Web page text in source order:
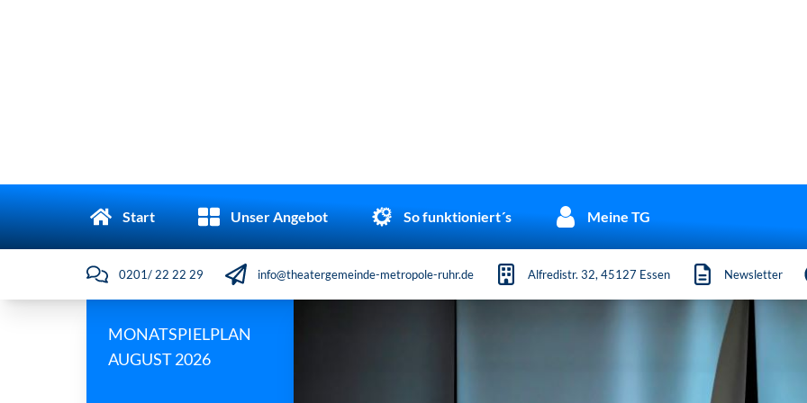
Start Unser Angebot So funktioniert´s Meine TG
0201/ 22 22 29 info@theatergemeinde-metropole-ruhr.de Alfredistr. 32, 45127 Essen Newsletter
MONATSPIELPLAN
AUGUST 2026